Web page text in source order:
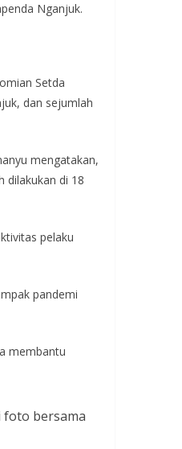
Nganjuk.
Setda
dan sejumlah
mengatakan,
dilakukan di 18
pelaku
pandemi
membantu
foto bersama